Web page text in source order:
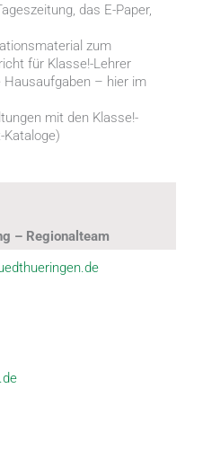
das E-Paper,
zum
für Klasse!-Lehrer
Hausaufgaben – hier im
mit den Klasse!-
Kataloge)
– Regionalteam